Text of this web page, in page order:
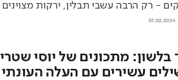
- רק הרבה עשבי תבלין, ירקות מצוינים
07.02.2024
בלשון: מתכונים של יוסי
עשירים עם העלה העונתי